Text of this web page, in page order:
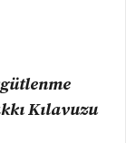
Kılavuzu